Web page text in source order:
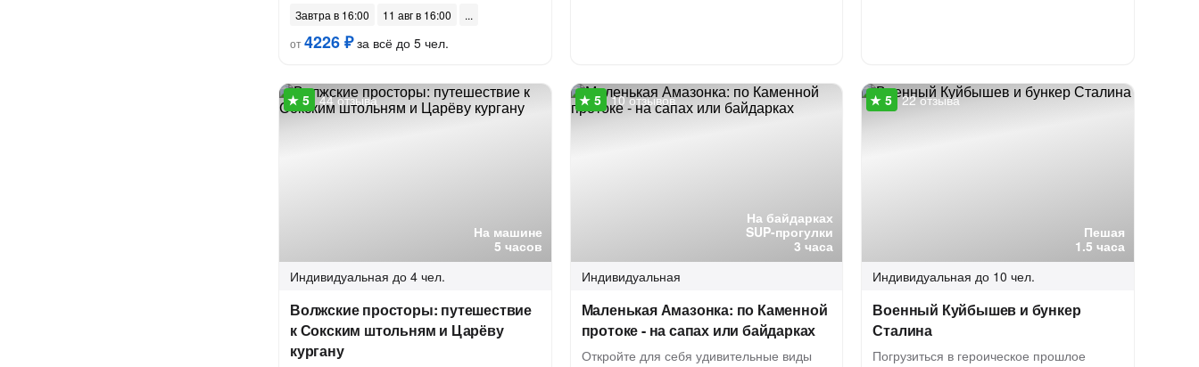
Завтра в 16:00
11 авг в 16:00
от4226 ₽за всё до 5 чел.
На машине
5 часов
44 отзыва
Индивидуальная до 4 чел.
Волжские просторы: путешествие
к Сокским штольням и Царёву
кургану
На байдарках
SUP-прогулки
3 часа
10 отзывов
Индивидуальная
Маленькая Амазонка: по Каменной
протоке - на сапах или байдарках
Откройте для себя удивительные виды
Пешая
1.5 часа
22 отзыва
Индивидуальная до 10 чел.
Военный Куйбышев и бункер
Сталина
Погрузиться в героическое прошлое